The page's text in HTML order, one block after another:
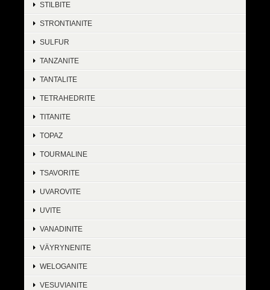
STILBITE
STRONTIANITE
SULFUR
TANZANITE
TANTALITE
TETRAHEDRITE
TITANITE
TOPAZ
TOURMALINE
TSAVORITE
UVAROVITE
UVITE
VANADINITE
VÄYRYNENITE
WELOGANITE
VESUVIANITE